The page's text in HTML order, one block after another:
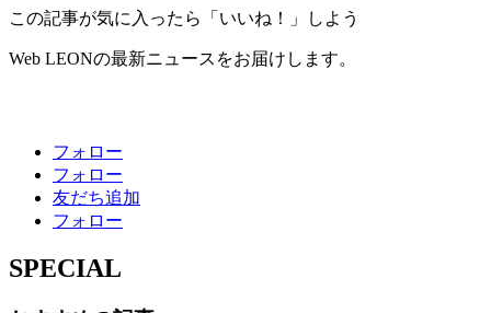
この記事が気に入ったら「いいね！」しよう
Web LEONの最新ニュースをお届けします。
フォロー
フォロー
友だち追加
フォロー
SPECIAL